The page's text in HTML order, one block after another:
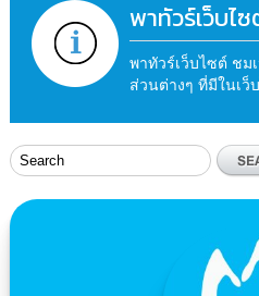
พาทัวร์เว็บไ
พาทัวร์เว็บไซต์ ชม
ส่วนต่างๆ ที่มีในเว็